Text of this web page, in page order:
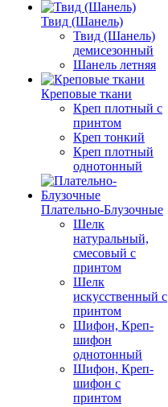
Твид (Шанель)
Твид (Шанель)
демисезонный
Шанель летняя
Креповые ткани
Креп плотный с
принтом
Креп тонкий
Креп плотный
однотонный
Плательно-Блузочные
Шелк
натуральный,
смесовый с
принтом
Шелк
искусственный с
принтом
Шифон, Креп-
шифон
однотонный
Шифон, Креп-
шифон с
принтом